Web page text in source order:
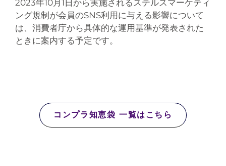
2023年10月1日から実施されるステルスマーケティ
ング規制が会員のSNS利用に与える影響について
は、消費者庁から具体的な運用基準が発表された
ときに案内する予定です。
コンプラ知恵袋 一覧はこちら